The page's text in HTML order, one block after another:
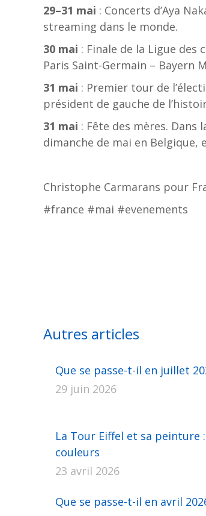
29–31 mai : Concerts d’Aya
streaming dans le monde.
30 mai : Finale de la Ligue
Paris Saint-Germain – Bayern
31 mai : Premier tour de
président de gauche de
31 mai : Fête des mères. Dans
dimanche de mai en Belgique,
Christophe Carmarans pour
#france #mai #evenements
Autres articles
Que se passe-t-il en juillet
29 juin 2026
La Tour Eiffel et sa peinture
couleurs
23 avril 2026
Que se passe-t-il en avril